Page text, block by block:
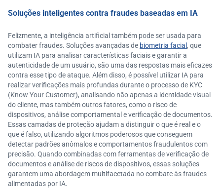
Soluções inteligentes contra fraudes baseadas em IA
Felizmente, a inteligência artificial também pode ser usada para
combater fraudes. Soluções avançadas de biometria facial , que
utilizam IA para analisar características faciais e garantir a
autenticidade de um usuário, são uma das respostas mais eficazes
contra esse tipo de ataque. Além disso, é possível utilizar IA para
realizar verificações mais profundas durante o processo de KYC
(Know Your Customer), analisando não apenas a identidade visual
do cliente, mas também outros fatores, como o risco de
dispositivos, análise comportamental e verificação de documentos.
Essas camadas de proteção ajudam a distinguir o que é real e o
que é falso, utilizando algoritmos poderosos que conseguem
detectar padrões anômalos e comportamentos fraudulentos com
precisão. Quando combinadas com ferramentas de verificação de
documentos e análise de riscos de dispositivos, essas soluções
garantem uma abordagem multifacetada no combate às fraudes
alimentadas por IA.